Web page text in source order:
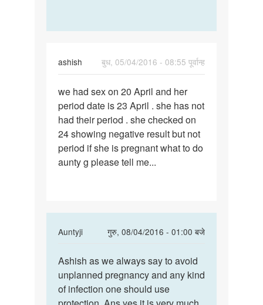
ashish
बुध, 05/04/2016 - 08:55 पूर्वान्ह
we
had
sex
on
20
April
we had sex on 20 April and her
period date is 23 April . she has not
had their period . she checked on
24 showing negative result but not
period if she is pregnant what to do
aunty g please tell me...
Auntyji
गुरु, 08/04/2016 - 01:00 बजे
In
to
we
had
sex
Ashish
as
we
always
Ashish as we always say to avoid
unplanned pregnancy and any kind
of infection one should use